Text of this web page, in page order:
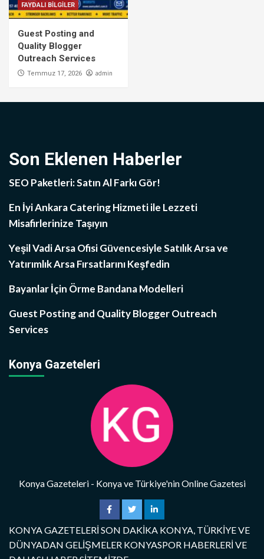
FAYDALI BİLGİLER
Guest Posting and
Quality Blogger
Outreach Services
Temmuz 17, 2026 admin
Son Eklenen Haberler
SEO Paketleri: Satın Al Farkı Gör!
En İyi Ankara Catering Hizmeti ile Lezzeti
Misafirlerinize Taşıyın
Yeşil Vadi Arsa Ofisi Güvencesiyle Satılık Arsa ve
Yatırımlık Arsa Fırsatlarını Keşfedin
Bayanlar İçin Örme Bandana Modelleri
Guest Posting and Quality Blogger Outreach
Services
Konya Gazeteleri
Konya Gazeteleri - Konya ve Türkiye'nin Online Gazetesi
KONYA GAZETELERİ SON DAKİKA KONYA, TÜRKİYE VE
DÜNYADAN GELİŞMELER KONYASPOR HABERLERİ VE